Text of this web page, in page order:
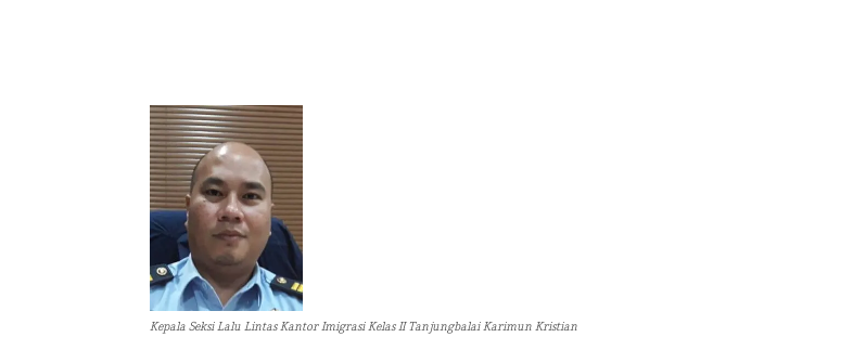
Kepala Seksi Lalu Lintas Kantor Imigrasi Kelas II Tanjungbalai Karimun Kristian